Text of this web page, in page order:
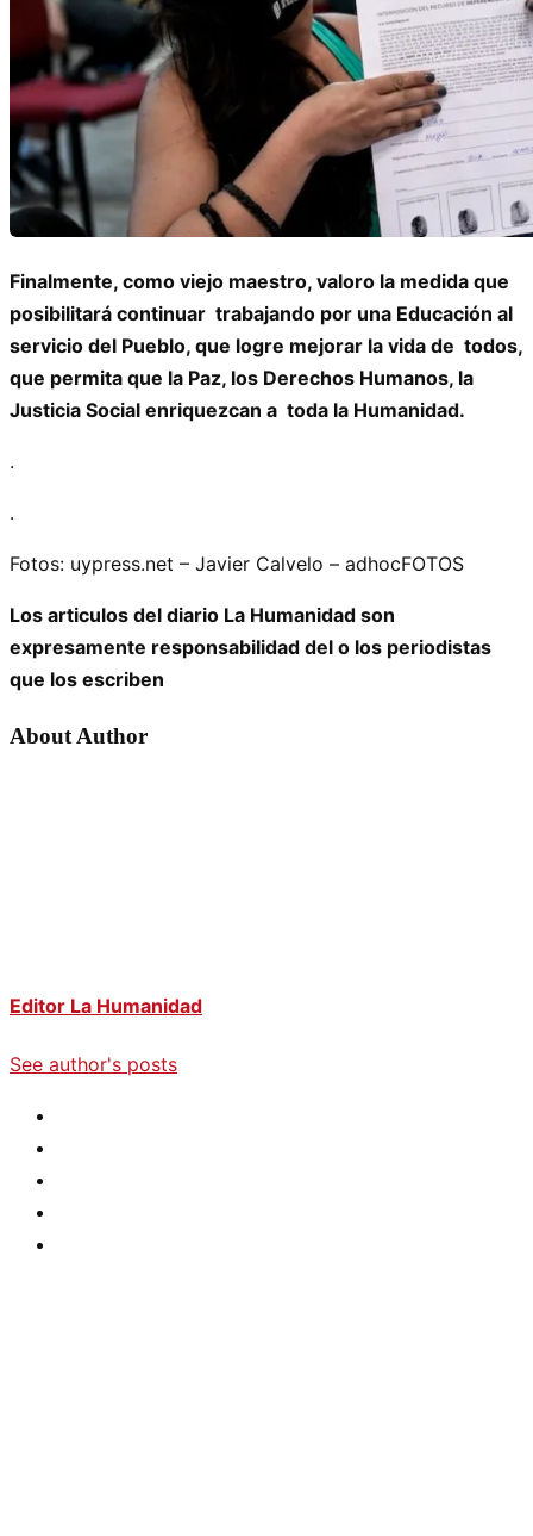
Finalmente, como viejo maestro, valoro la medida que
posibilitará continuar trabajando por una Educación al
servicio del Pueblo, que logre mejorar la vida de todos,
que permita que la Paz, los Derechos Humanos, la
Justicia Social enriquezcan a toda la Humanidad.
.
.
Fotos: uypress.net – Javier Calvelo – adhocFOTOS
Los articulos del diario La Humanidad son
expresamente responsabilidad del o los periodistas
que los escriben
About Author
Editor La Humanidad
See author's posts